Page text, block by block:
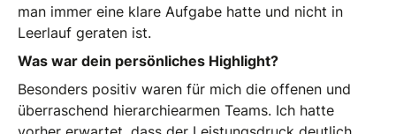
man immer eine klare Aufgabe hatte und nicht in
Leerlauf geraten ist.
Was war dein persönliches Highlight?
Besonders positiv waren für mich die offenen und
überraschend hierarchiearmen Teams. Ich hatte